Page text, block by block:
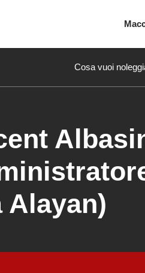
Cosa vuoi
Alayan)